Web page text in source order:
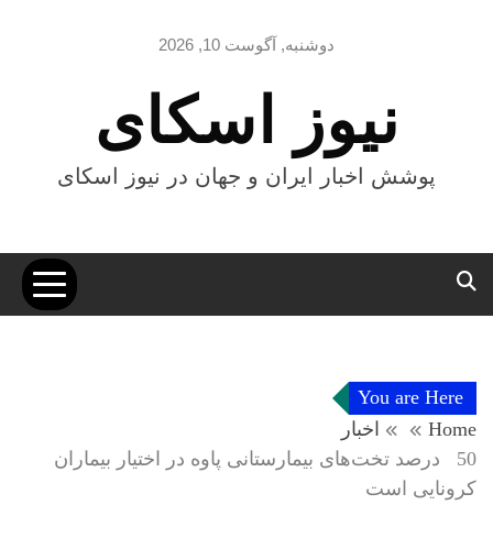
دوشنبه, آگوست 10, 2026
نیوز اسکای
پوشش اخبار ایران و جهان در نیوز اسکای
You are Here
Home
اخبار
50 درصد تخت‌های بیمارستانی پاوه در اختیار بیماران
کرونایی است